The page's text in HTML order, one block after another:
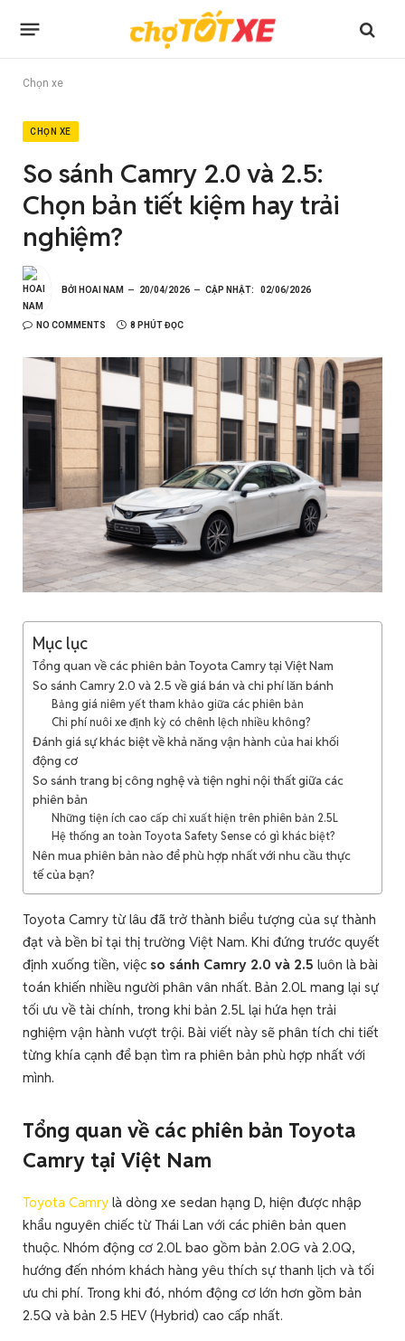
Chọn xe
CHỌN XE
So sánh Camry 2.0 và 2.5:
Chọn bản tiết kiệm hay trải
nghiệm?
BỞI HOAI NAM 20/04/2026 CẬP NHẬT: 02/06/2026
NO COMMENTS 8 PHÚT ĐỌC
Mục lục
Tổng quan về các phiên bản Toyota Camry tại Việt Nam
So sánh Camry 2.0 và 2.5 về giá bán và chi phí lăn bánh
Bảng giá niêm yết tham khảo giữa các phiên bản
Chi phí nuôi xe định kỳ có chênh lệch nhiều không?
Đánh giá sự khác biệt về khả năng vận hành của hai khối
động cơ
So sánh trang bị công nghệ và tiện nghi nội thất giữa các
phiên bản
Những tiện ích cao cấp chỉ xuất hiện trên phiên bản 2.5L
Hệ thống an toàn Toyota Safety Sense có gì khác biệt?
Nên mua phiên bản nào để phù hợp nhất với nhu cầu thực
tế của bạn?
Toyota Camry từ lâu đã trở thành biểu tượng của sự thành
đạt và bền bỉ tại thị trường Việt Nam. Khi đứng trước quyết
định xuống tiền, việc so sánh Camry 2.0 và 2.5 luôn là bài
toán khiến nhiều người phân vân nhất. Bản 2.0L mang lại sự
tối ưu về tài chính, trong khi bản 2.5L lại hứa hẹn trải
nghiệm vận hành vượt trội. Bài viết này sẽ phân tích chi tiết
từng khía cạnh để bạn tìm ra phiên bản phù hợp nhất với
mình.
Tổng quan về các phiên bản Toyota
Camry tại Việt Nam
Toyota Camry là dòng xe sedan hạng D, hiện được nhập
khẩu nguyên chiếc từ Thái Lan với các phiên bản quen
thuộc. Nhóm động cơ 2.0L bao gồm bản 2.0G và 2.0Q,
hướng đến nhóm khách hàng yêu thích sự thanh lịch và tối
ưu chi phí. Trong khi đó, nhóm động cơ lớn hơn gồm bản
2.5Q và bản 2.5 HEV (Hybrid) cao cấp nhất.